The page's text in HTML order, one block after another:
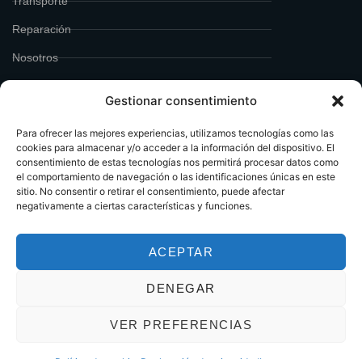
Gestionar consentimiento
Para ofrecer las mejores experiencias, utilizamos tecnologías como las
cookies para almacenar y/o acceder a la información del dispositivo. El
consentimiento de estas tecnologías nos permitirá procesar datos como
el comportamiento de navegación o las identificaciones únicas en este
sitio. No consentir o retirar el consentimiento, puede afectar
negativamente a ciertas características y funciones.
ACEPTAR
DENEGAR
VER PREFERENCIAS
Reparación
Nosotros
© 2024 Design by Zinkers. All Rights Reserved.